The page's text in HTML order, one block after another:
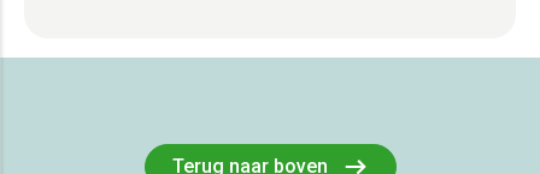
Terug naar boven